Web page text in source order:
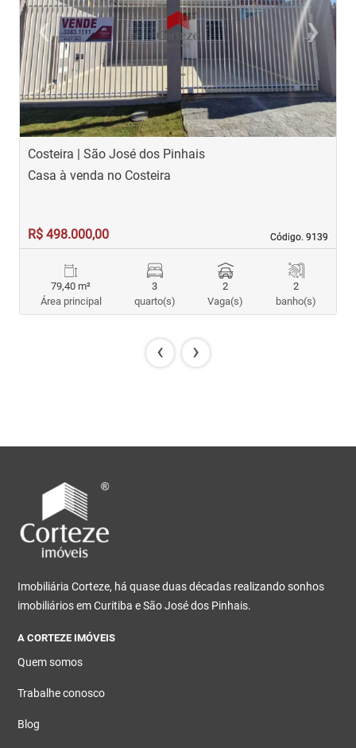
‹Previous ›Next
Costeira | São José dos Pinhais
Código. 9139
Código. 9139
Casa à venda no Costeira
R$ 498.000,00
79,40 m²
Área principal
3
quarto(s)
2
Vaga(s)
2
banho(s)
‹ ›
Imobiliária Corteze, há quase duas décadas realizando sonhos
imobiliários em Curitiba e São José dos Pinhais.
A CORTEZE IMÓVEIS
Quem somos
Trabalhe conosco
Blog